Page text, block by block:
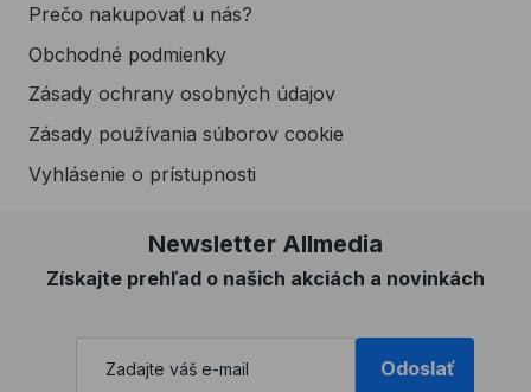
Prečo nakupovať u nás?
Obchodné podmienky
Zásady ochrany osobných údajov
Zásady používania súborov cookie
Vyhlásenie o prístupnosti
Newsletter Allmedia
Získajte prehľad o našich akciách a novinkách
Odoslať